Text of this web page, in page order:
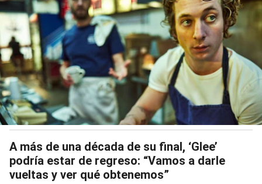
A más de una década de su final, ‘Glee’
podría estar de regreso: “Vamos a darle
vueltas y ver qué obtenemos”